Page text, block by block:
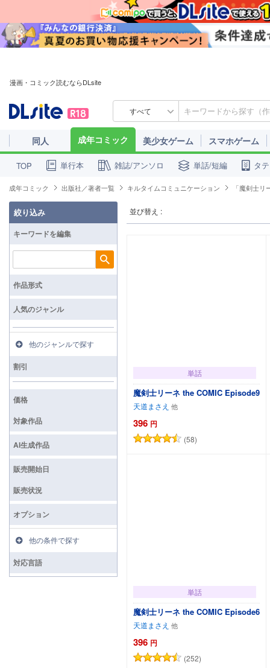
漫画・コミック読むならDLsite
すべて
同人 成年コミック 美少女ゲーム スマホゲーム
TOP 単行本 雑誌/アンソロ 単話/短編 タ
成年コミック 出版社／著者一覧 キルタイムコミュニケーション 「魔剣士
並び替え :
単話
魔剣士リーネ the COMIC Episode9
天道まさえ
396 円
(58)
カートに追加
単話
魔剣士リーネ the COMIC Episode6
天道まさえ
396 円
(252)
カートに追加
絞り込み
キーワードを編集
検索
作品形式
人気のジャンル
他のジャンルで探す
割引
価格
対象作品
AI生成作品
販売開始日
販売状況
オプション
他の条件で探す
対応言語